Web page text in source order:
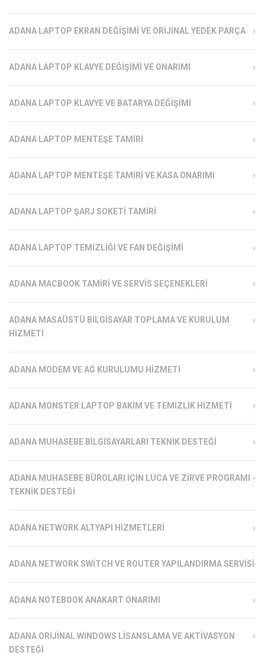
ADANA LAPTOP EKRAN DEĞIŞIMI VE ORIJINAL YEDEK PARÇA
ADANA LAPTOP KLAVYE DEĞIŞIMI VE ONARIMI
ADANA LAPTOP KLAVYE VE BATARYA DEĞIŞIMI
ADANA LAPTOP MENTEŞE TAMIRI
ADANA LAPTOP MENTEŞE TAMIRI VE KASA ONARIMI
ADANA LAPTOP ŞARJ SOKETI TAMIRI
ADANA LAPTOP TEMIZLIĞI VE FAN DEĞIŞIMI
ADANA MACBOOK TAMIRI VE SERVIS SEÇENEKLERI
ADANA MASAÜSTÜ BILGISAYAR TOPLAMA VE KURULUM
HIZMETI
ADANA MODEM VE AĞ KURULUMU HIZMETI
ADANA MONSTER LAPTOP BAKIM VE TEMIZLIK HIZMETI
ADANA MUHASEBE BILGISAYARLARI TEKNIK DESTEĞI
ADANA MUHASEBE BÜROLARI İÇIN LUCA VE ZIRVE PROGRAMI
TEKNIK DESTEĞI
ADANA NETWORK ALTYAPI HIZMETLERI
ADANA NETWORK SWITCH VE ROUTER YAPILANDIRMA SERVISI
ADANA NOTEBOOK ANAKART ONARIMI
ADANA ORIJINAL WINDOWS LISANSLAMA VE AKTIVASYON
DESTEĞI